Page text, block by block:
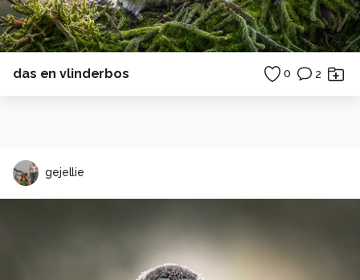
das en vlinderbos 0 2
gejellie